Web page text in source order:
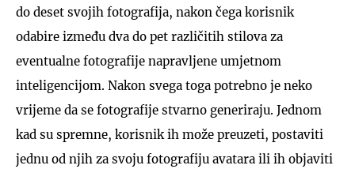
do deset svojih fotografija, nakon čega korisnik
odabire između dva do pet različitih stilova za
eventualne fotografije napravljene umjetnom
inteligencijom. Nakon svega toga potrebno je neko
vrijeme da se fotografije stvarno generiraju. Jednom
kad su spremne, korisnik ih može preuzeti, postaviti
jednu od njih za svoju fotografiju avatara ili ih objaviti